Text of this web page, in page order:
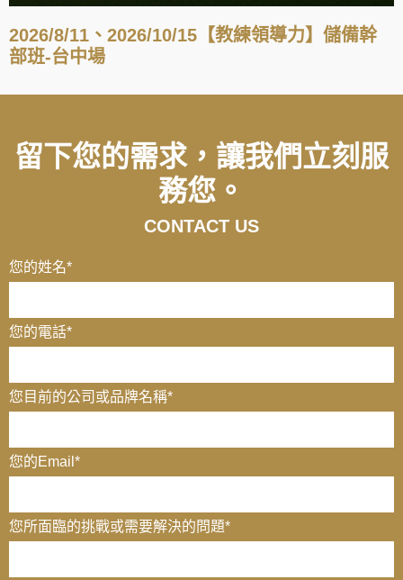
2026/8/11、2026/10/15【教練領導力】儲備幹
部班-台中場
留下您的需求，讓我們立刻服
務您。
CONTACT US
您的姓名*
您的電話*
您目前的公司或品牌名稱*
您的Email *
您所面臨的挑戰或需要解決的問題*